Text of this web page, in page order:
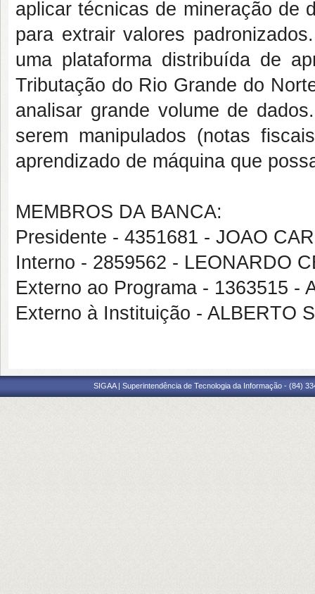
aplicar técnicas de mineração de
para extrair valores
uma plataforma distribuída de
Tributação do Rio Grande do
analisar grande volume de
serem manipulados (notas
aprendizado de máquina que
MEMBROS DA BANCA:
Presidente - 4351681 - JOAO
Interno - 2859562 - LEONARDO
Externo ao Programa - 1363515 -
Externo à Instituição - ALBERTO
SIGAA | Superintendência de Tecnologia da Informação - (84)